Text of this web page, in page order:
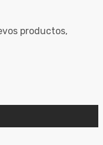
productos,